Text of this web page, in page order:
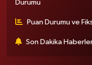
Durumu
Puan Durumu ve
Son Dakika